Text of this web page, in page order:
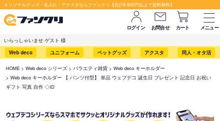
オリジナルグッズ・名入れ・アクスタならファンクリ【合計6,600円以上で送料無料】
ログイン お問合せ カート
メニュー
いらっしゃいませ ゲスト 様
Web deco
ユニフォーム ペットグッズ アクスタ 同人・オタ活
HOME Web deco シリーズ バラエティ雑貨
Web deco キーホルダー
Web deco キーホルダー 【 パンツ付型】 単品 ウェブデコ 誕生日 プレゼント 記念日 お祝い
ギフト 写真 自作 ◇ID